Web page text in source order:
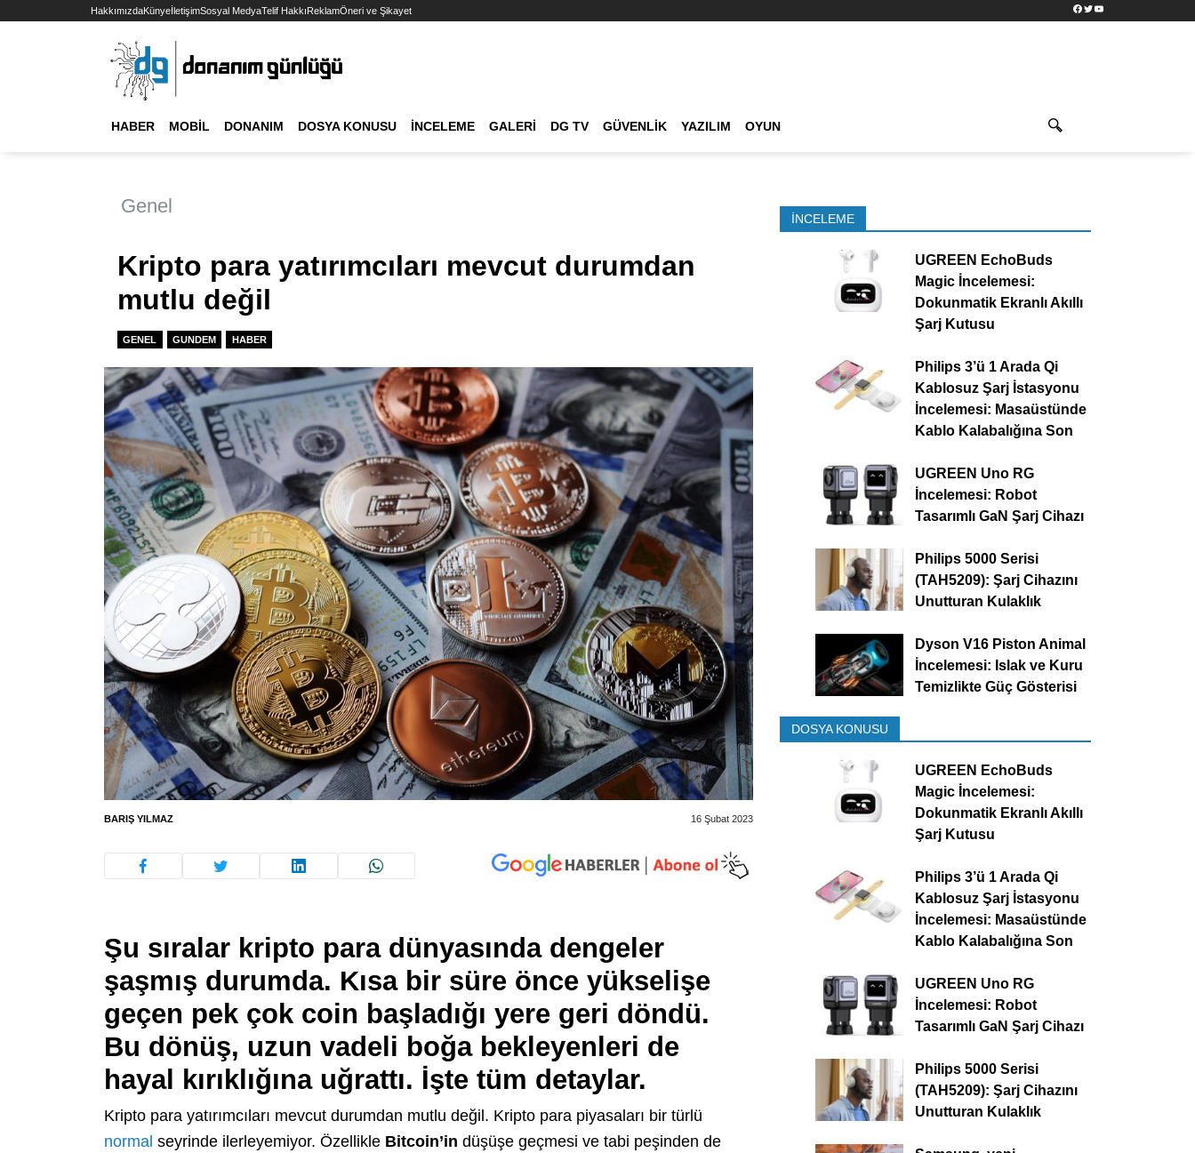
HakkımızdaKünyeİletişimSosyal MedyaTelif HakkıReklamÖneri ve Şikayet Facebook
TwitterYouTube
HABER MOBIL DONANIM DOSYA KONUSU İNCELEME GALERI DG TV GÜVENLIK YAZILIM OYUN
Genel
Kripto para yatırımcıları mevcut durumdan
mutlu değil
GENEL GUNDEM HABER
BARIŞ YILMAZ 16 Şubat 2023
Şu sıralar kripto para dünyasında dengeler
şaşmış durumda. Kısa bir süre önce yükselişe
geçen pek çok coin başladığı yere geri döndü.
Bu dönüş, uzun vadeli boğa bekleyenleri de
hayal kırıklığına uğrattı. İşte tüm detaylar.
Kripto para yatırımcıları mevcut durumdan mutlu değil. Kripto para piyasaları bir türlü
normal seyrinde ilerleyemiyor. Özellikle Bitcoin’in düşüşe geçmesi ve tabi peşinden de
İNCELEME
UGREEN EchoBuds
Magic İncelemesi:
Dokunmatik Ekranlı Akıllı
Şarj Kutusu
Philips 3’ü 1 Arada Qi
Kablosuz Şarj İstasyonu
İncelemesi: Masaüstünde
Kablo Kalabalığına Son
UGREEN Uno RG
İncelemesi: Robot
Tasarımlı GaN Şarj Cihazı
Philips 5000 Serisi
(TAH5209): Şarj Cihazını
Unutturan Kulaklık
Dyson V16 Piston Animal
İncelemesi: Islak ve Kuru
Temizlikte Güç Gösterisi
DOSYA KONUSU
UGREEN EchoBuds
Magic İncelemesi:
Dokunmatik Ekranlı Akıllı
Şarj Kutusu
Philips 3’ü 1 Arada Qi
Kablosuz Şarj İstasyonu
İncelemesi: Masaüstünde
Kablo Kalabalığına Son
UGREEN Uno RG
İncelemesi: Robot
Tasarımlı GaN Şarj Cihazı
Philips 5000 Serisi
(TAH5209): Şarj Cihazını
Unutturan Kulaklık